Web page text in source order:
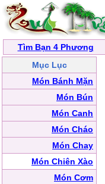
Tìm Bạn 4 Phương
Mục Lục
Món Bánh Mặn
Món Bún
Món Canh
Món Cháo
Món Chay
Món Chiên Xào
Món Cơm